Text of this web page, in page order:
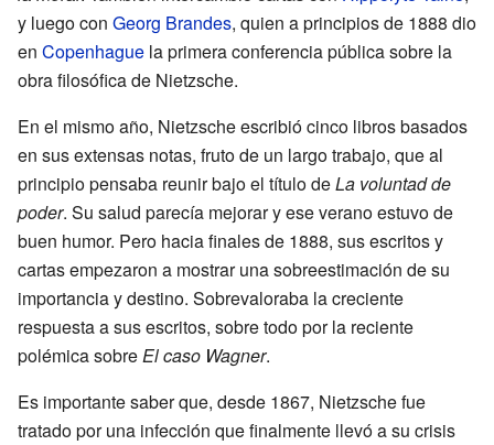
y luego con Georg Brandes, quien a principios de 1888 dio
en Copenhague la primera conferencia pública sobre la
obra filosófica de Nietzsche.
En el mismo año, Nietzsche escribió cinco libros basados
en sus extensas notas, fruto de un largo trabajo, que al
principio pensaba reunir bajo el título deLa voluntad de
poder. Su salud parecía mejorar y ese verano estuvo de
buen humor. Pero hacia finales de 1888, sus escritos y
cartas empezaron a mostrar una sobreestimación de su
importancia y destino. Sobrevaloraba la creciente
respuesta a sus escritos, sobre todo por la reciente
polémica sobreEl caso Wagner.
Es importante saber que, desde 1867, Nietzsche fue
tratado por una infección que finalmente llevó a su crisis